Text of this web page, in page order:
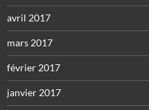
avril 2017
mars 2017
février 2017
janvier 2017